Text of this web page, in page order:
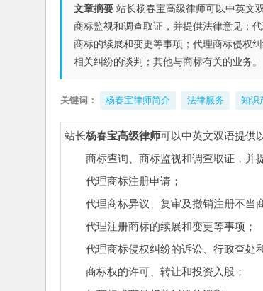
文章摘要 站长杨春宝高级律师可以中英文
商标监视和调查取证，并提供法律意见；
商标的续展和变更等事项；代理商标侵权
相关纠纷的谈判；其他与商标有关的业务。
关键词： 杨春宝律师简介 法律服务 知识
站长杨春宝高级律师可以中英文双语提供
商标查询、商标监视和调查取证，并
代理商标注册申请；
代理商标异议、复审及撤销注册不当
代理注册商标的续展和变更等事项；
代理商标侵权纠纷的诉讼、行政查处
商标权的许可、转让和投资入股；